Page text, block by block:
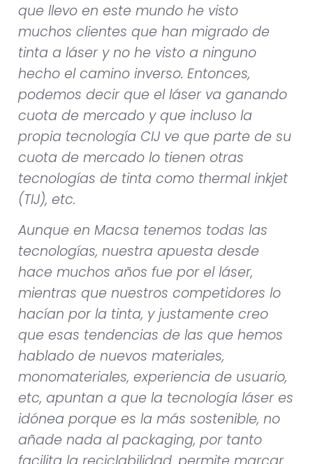
que llevo en este mundo he visto
muchos clientes que han migrado de
tinta a láser y no he visto a ninguno
hecho el camino inverso. Entonces,
podemos decir que el láser va ganando
cuota de mercado y que incluso la
propia tecnología CIJ ve que parte de su
cuota de mercado lo tienen otras
tecnologías de tinta como thermal inkjet
(TIJ), etc.
Aunque en Macsa tenemos todas las
tecnologías, nuestra apuesta desde
hace muchos años fue por el láser,
mientras que nuestros competidores lo
hacían por la tinta, y justamente creo
que esas tendencias de las que hemos
hablado de nuevos materiales,
monomateriales, experiencia de usuario,
etc, apuntan a que la tecnología láser es
idónea porque es la más sostenible, no
añade nada al packaging, por tanto